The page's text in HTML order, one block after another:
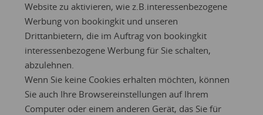
Website zu aktivieren, wie z.B.interessenbezogene
Werbung von bookingkit und unseren
Drittanbietern, die im Auftrag von bookingkit
interessenbezogene Werbung für Sie schalten,
abzulehnen.
Wenn Sie keine Cookies erhalten möchten, können
Sie auch Ihre Browsereinstellungen auf Ihrem
Computer oder einem anderen Gerät, das Sie für